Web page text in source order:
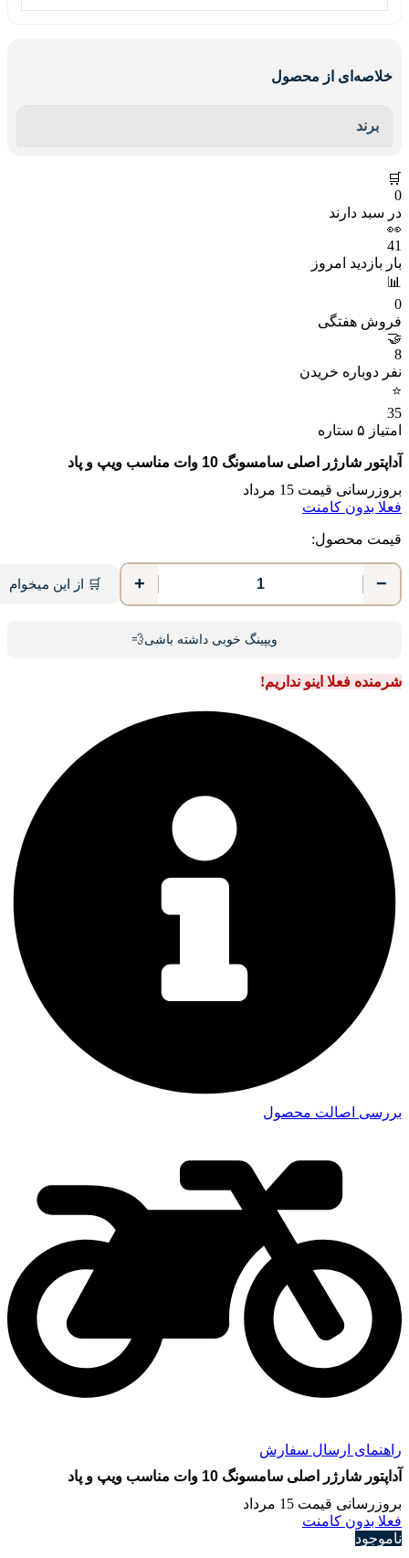
خلاصه‌ای از محصول
برند
🛒
0
در سبد دارند
👀
41
بار بازدید امروز
📊
0
فروش هفتگی
🤝
8
نفر دوباره خریدن
⭐
35
امتیاز ۵ ستاره
آداپتور شارژر اصلی سامسونگ 10 وات مناسب ویپ و پاد
بروزرسانی قیمت 15 مرداد
فعلا بدون کامنت
قیمت محصول:
−
+ 🛒 از این میخوام
ویپینگ خوبی داشته باشی💨
شرمنده فعلا اینو نداریم!
بررسی اصالت محصول
راهنمای ارسال سفارش
آداپتور شارژر اصلی سامسونگ 10 وات مناسب ویپ و پاد
بروزرسانی قیمت 15 مرداد
فعلا بدون کامنت
ناموجود